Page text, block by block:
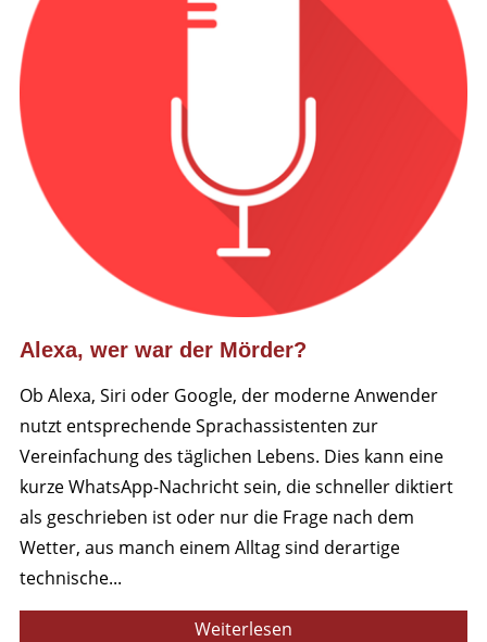
Alexa, wer war der Mörder?
Ob Alexa, Siri oder Google, der moderne Anwender
nutzt entsprechende Sprachassistenten zur
Vereinfachung des täglichen Lebens. Dies kann eine
kurze WhatsApp-Nachricht sein, die schneller diktiert
als geschrieben ist oder nur die Frage nach dem
Wetter, aus manch einem Alltag sind derartige
technische...
Weiterlesen